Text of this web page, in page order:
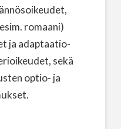
romaani)
ja adaptaatio-
sekä
optio- ja